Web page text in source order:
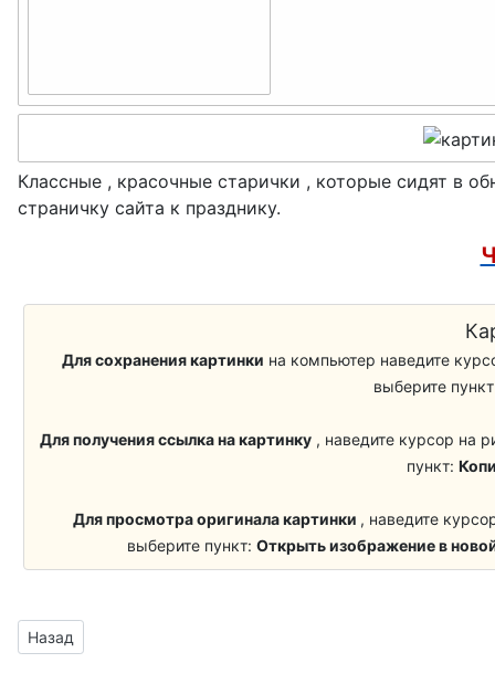
Ангел
Огородное пугало
Стекломойщики
Кузнец
Сапожники
Классные , красочные старички , которые сидят в
страничку сайта к празднику.
Для сохранения картинки на компьютер наведите
выберите
Для получения ссылка на картинку , наведите курсор на
пункт:
Для просмотра оригинала картинки , наведите
выберите пункт: Открыть изображение в
Предыдущий материал: дед «Хеви-метал»
Назад